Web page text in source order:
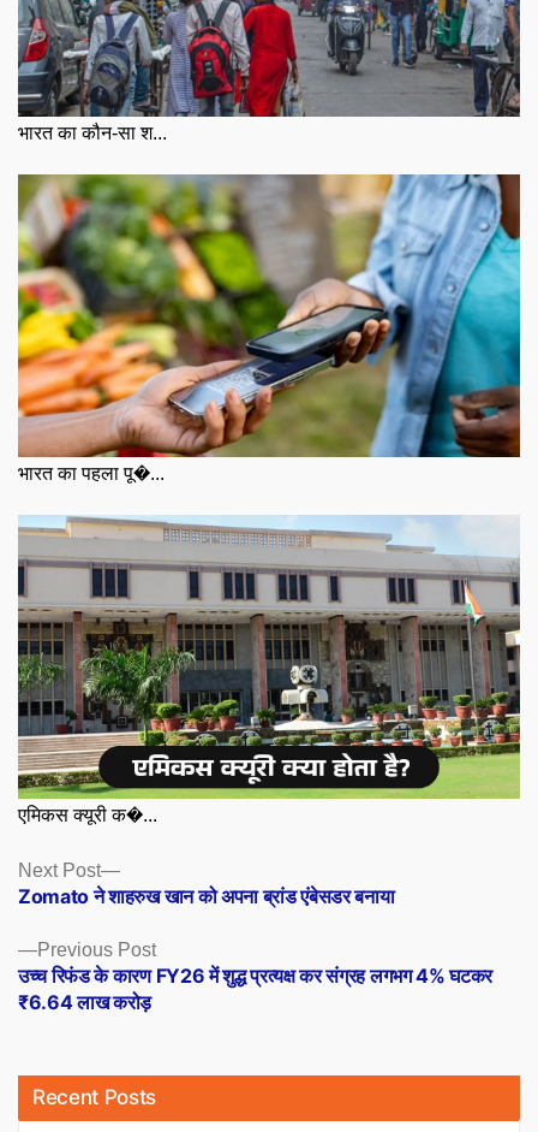
भारत का कौन-सा श...
भारत का पहला पू�...
एमिकस क्यूरी क�...
Posts
navigation
Previous PostPrevious
post:
उच्च रिफंड के कारण FY26 में शुद्ध प्रत्यक्ष कर संग्रह लगभग 4% घटकर
₹6.64 लाख करोड़
Next Post
Next
post:
Zomato ने शाहरुख खान को अपना ब्रांड एंबेसडर बनाया
Recent Posts